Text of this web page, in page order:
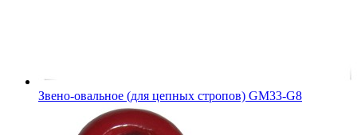
Звено-овальное (для цепных стропов) GM33-G8